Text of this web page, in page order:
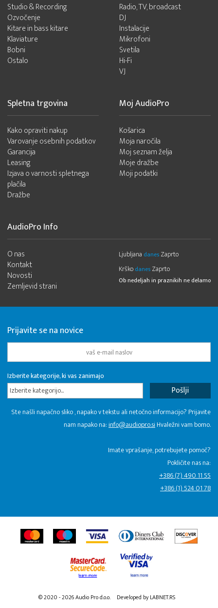
Studio & Recording
Ozvočenje
Kitare in bass kitare
Klaviature
Bobni
Ostalo
Radio, TV, broadcast
DJ
Instalacije
Mikrofoni
Svetila
Hi-Fi
VJ
Spletna trgovina
Kako opraviti nakup
Varovanje osebnih podatkov
Garancija
Leasing
Izjava o varnosti spletnega
plačila
Dražbe
Moj AudioPro
Košarica
Moja naročila
Moj seznam želja
Moje dražbe
Moji podatki
AudioPro Info
O nas
Kontakt
Novosti
Zemljevid strani
Ljubljana danes Zaprto
Krško danes Zaprto
Ob nedeljah in praznikih ne delamo
Prijavite se na novice
Izberite kategorije, ki vas zanimajo
Izberite kategorijo...
Ste našli napačno sliko , napako v tekstu ali netočno informacijo? Prijavite
nam napako na:info@audiopro.siHvaležni vam bomo.
Imate vprašanje, potrebujete pomoč?
Pokličite nas na:
+386 (7) 490 11 55
+386 (1) 524 01 78
© 2020 - 2026 Audio Pro d.o.o. Developed by LABNET.RS